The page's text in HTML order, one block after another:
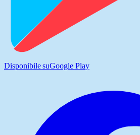
Disponibile suGoogle Play